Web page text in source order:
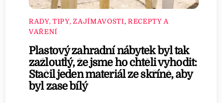
RADY, TIPY, ZAJÍMAVOSTI, RECEPTY A
VAŘENÍ
Plastový zahradní nábytek byl tak
zažloutlý, že jsme ho chtěli vyhodit:
Stačil jeden materiál ze skříně, aby
byl zase bílý